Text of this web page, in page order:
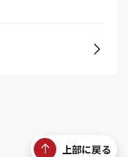
上部に戻る